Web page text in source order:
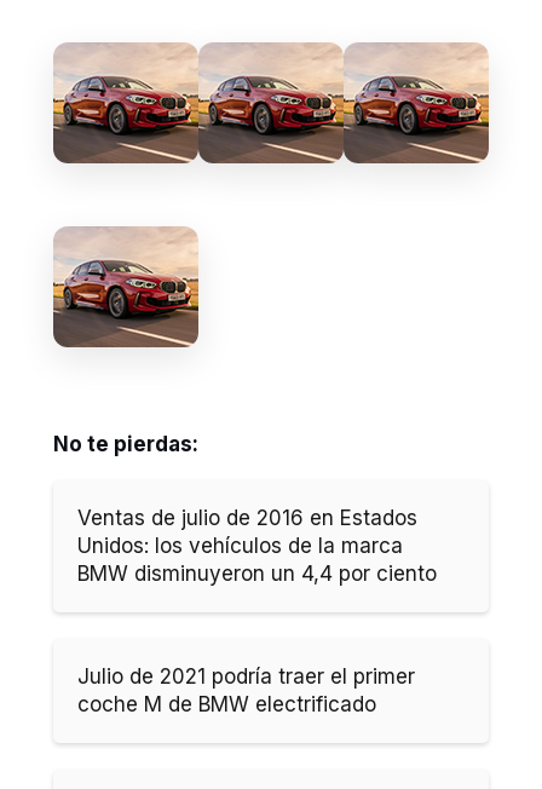
No te pierdas:
Ventas de julio de 2016 en Estados
Unidos: los vehículos de la marca
BMW disminuyeron un 4,4 por ciento
Julio de 2021 podría traer el primer
coche M de BMW electrificado